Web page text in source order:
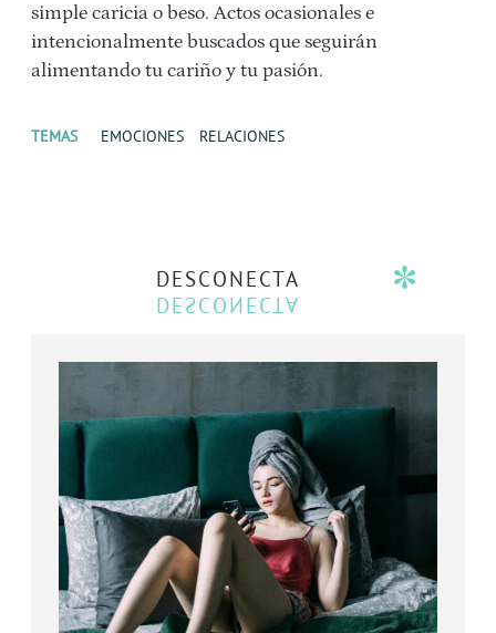
simple caricia o beso. Actos ocasionales e
intencionalmente buscados que seguirán
alimentando tu cariño y tu pasión.
TEMAS EMOCIONES RELACIONES
DESCONECTA